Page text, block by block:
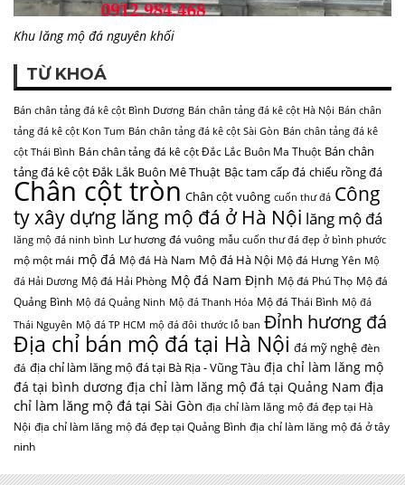
Khu lăng mộ đá nguyên khối
TỪ KHOÁ
Bán chân tảng đá kê cột Bình Dương Bán chân tảng đá kê cột Hà Nội Bán chân
tảng đá kê cột Kon Tum Bán chân tảng đá kê cột Sài Gòn Bán chân tảng đá kê
cột Thái Bình Bán chân tảng đá kê cột Đắc Lắc Buôn Ma Thuột Bán chân
tảng đá kê cột Đắk Lắk Buôn Mê Thuật Bậc tam cấp đá chiếu rồng đá
Chân cột tròn Chân cột vuông cuốn thư đá Công
ty xây dựng lăng mộ đá ở Hà Nội lăng mộ đá
lăng mộ đá ninh bình Lư hương đá vuông mẫu cuốn thư đá đẹp ở bình phước
mộ một mái mộ đá Mộ đá Hà Nam Mộ đá Hà Nội Mộ đá Hưng Yên Mộ
đá Hải Dương Mộ đá Hải Phòng Mộ đá Nam Định Mộ đá Phú Thọ Mộ đá
Quảng Bình Mộ đá Quảng Ninh Mộ đá Thanh Hóa Mộ đá Thái Bình Mộ đá
Thái Nguyên Mộ đá TP HCM mộ đá đôi thước lỗ ban Đỉnh hương đá
Địa chỉ bán mộ đá tại Hà Nội đá mỹ nghệ đèn
đá địa chỉ làm lăng mộ đá tại Bà Rịa - Vũng Tàu địa chỉ làm lăng mộ
đá tại bình dương địa chỉ làm lăng mộ đá tại Quảng Nam địa
chỉ làm lăng mộ đá tại Sài Gòn địa chỉ làm lăng mộ đá đẹp tại Hà
Nội địa chỉ làm lăng mộ đá đẹp tại Quảng Bình địa chỉ làm lăng mộ đá ở tây
ninh